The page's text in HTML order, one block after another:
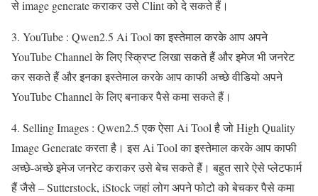
से image generate कराकर उसे Clint को दे सकते हैं।
3. YouTube : Qwen2.5 Ai Tool का इस्तेमाल करके आप अपने
YouTube Channel के लिए स्क्रिप्ट लिखा सकते हैं और इमेज भी जनरेट
कर सकते हैं और इनका इस्तेमाल करके आप काफी अच्छे वीडियो अपने
YouTube Channel के लिए बनाकर पैसे कमा सकते हैं।
4. Selling Images : Qwen2.5 एक ऐसा Ai Tool है जो High Quality
Image Generate करता है। इस Ai Tool का इस्तेमाल करके आप काफी
अच्छे-अच्छे इमेज जनरेट कराकर उसे बेच सकते हैं। बहुत सारे ऐसे प्लेटफार्म
हैं जैसे – Sutterstock, iStock जहां लोग अपने फोटो को बेचकर पैसे कमा